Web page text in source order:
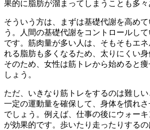
果的に脂肪が溜まってしまうことも多々
そういう方は、まずは基礎代謝を高め
う。人間の基礎代謝をコントロールし
です。筋肉量が多い人は、そもそもエ
れる脂肪も多くなるため、太りにくい身
そのため、女性は筋トレから始めると
しょう。
ただ、いきなり筋トレをするのは難し
一定の運動量を確保して、身体を慣れ
でしょう。例えば、仕事の後にウォー
が効果的です。歩いたり走ったりする